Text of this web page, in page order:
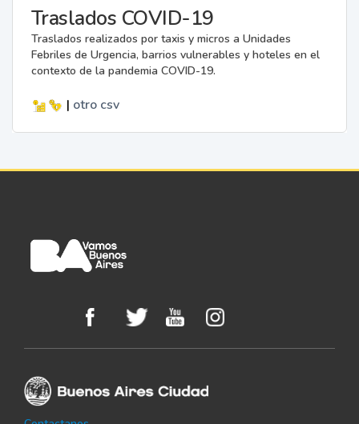
Traslados COVID-19
Traslados realizados por taxis y micros a Unidades
Febriles de Urgencia, barrios vulnerables y hoteles en el
contexto de la pandemia COVID-19.
| otro csv